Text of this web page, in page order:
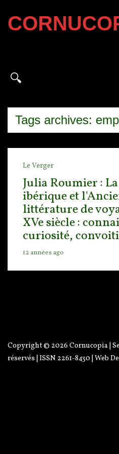
Tags archives:
Le Verger
Julia Roumier :
ibérique et
littérature de
XVe siècle :
curiosité,
12 années ago
Copyright © 2026 Cornucopia
réservés | ISSN 2261-8430 | Web